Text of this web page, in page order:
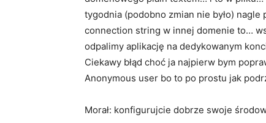
tygodnia (podobno zmian nie było)
connection string w innej domenie to…
odpalimy aplikację na dedykowanym
Ciekawy błąd choć ja najpierw bym
Anonymous user bo to po prostu jak
Morał: konfigurujcie dobrze swoje